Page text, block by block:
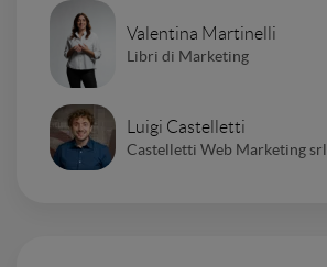
Valentina Martinelli
Libri di Marketing
Luigi Castelletti
Castelletti Web Marketing srl